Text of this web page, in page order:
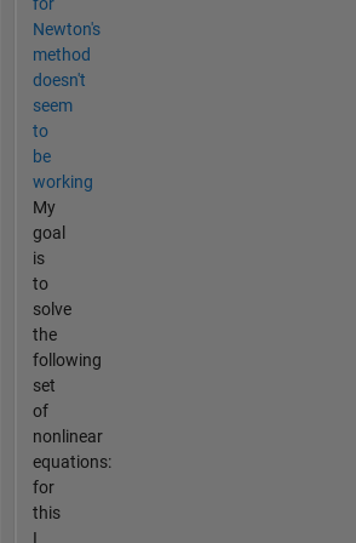
Newton's
method
doesn't
seem
to
be
working
My
goal
is
to
solve
the
following
set
of
nonlinear
equations:
for
this
I